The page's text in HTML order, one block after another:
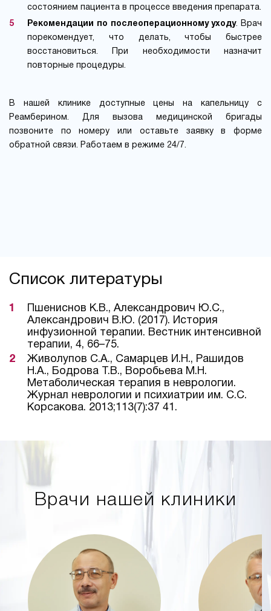
состоянием пациента в процессе введения препарата.
Рекомендации по послеоперационному уходу. Врач
порекомендует, что делать, чтобы быстрее
восстановиться. При необходимости назначит
повторные процедуры.
В нашей клинике доступные цены на капельницу с
Реамберином. Для вызова медицинской бригады
позвоните по номеру или оставьте заявку в форме
обратной связи. Работаем в режиме 24/7.
Список литературы
Пшениснов К.В., Александрович Ю.С.,
Александрович В.Ю. (2017). История
инфузионной терапии. Вестник интенсивной
терапии, 4, 66–75.
Живолупов С.А., Самарцев И.Н., Рашидов
Н.А., Бодрова Т.В., Воробьева М.Н.
Метаболическая терапия в неврологии.
Журнал неврологии и психиатрии им. С.С.
Корсакова. 2013;113(7):37 41.
Врачи нашей клиники